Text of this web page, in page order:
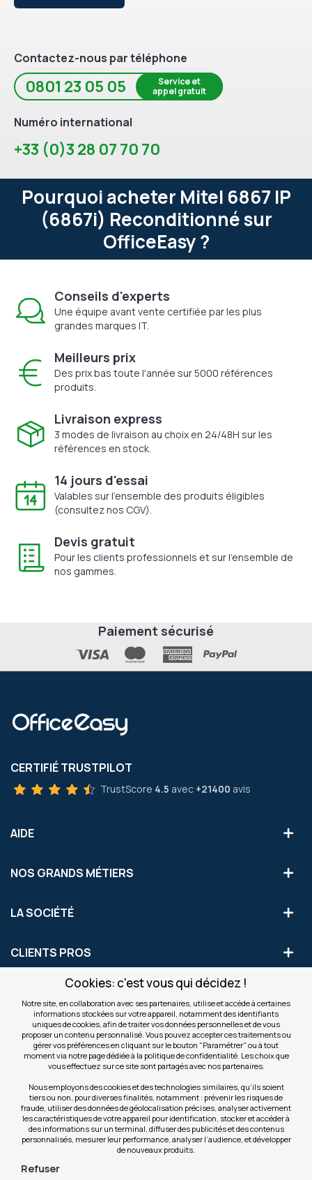
Cookies: c'est vous qui décidez !
Notre site, en collaboration avec ses partenaires, utilise et accède à certaines
informations stockées sur votre appareil, notamment des identifiants
uniques de cookies, afin de traiter vos données personnelles et de vous
proposer un contenu personnalisé. Vous pouvez accepter ces traitements ou
gérer vos préférences en cliquant sur le bouton "Paramétrer" ou à tout
moment via notre page dédiée à la politique de confidentialité. Les choix que
vous effectuez sur ce site sont partagés avec nos partenaires.
Nous employons des cookies et des technologies similaires, qu’ils soient
tiers ou non, pour diverses finalités, notamment : prévenir les risques de
fraude, utiliser des données de géolocalisation précises, analyser activement
les caractéristiques de votre appareil pour identification, stocker et accéder à
des informations sur un terminal, diffuser des publicités et des contenus
personnalisés, mesurer leur performance, analyser l’audience, et développer
de nouveaux produits.
Refuser
Contactez-nous par téléphone
0801 23 05 05
Service et
appel gratuit
Numéro international
+33 (0)3 28 07 70 70
Pourquoi acheter Mitel 6867 IP
(6867i) Reconditionné sur
OfficeEasy ?
Conseils d'experts
Une équipe avant vente certifiée par les plus
grandes marques IT.
Meilleurs prix
Des prix bas toute l'année sur 5000 références
produits.
Livraison express
3 modes de livraison au choix en 24/48H sur les
références en stock.
14 jours d'essai
Valables sur l'ensemble des produits éligibles
(consultez nos CGV).
Devis gratuit
Pour les clients professionnels et sur l'ensemble de
nos gammes.
Paiement sécurisé
CERTIFIÉ TRUSTPILOT
TrustScore 4.5 avec +21400 avis
AIDE
NOS GRANDS MÉTIERS
LA SOCIÉTÉ
CLIENTS PROS
S'INSCRIRE AUX OFFRES COMMERCIALES
Inscription
notre
newsletter
Valider
NOS SITES